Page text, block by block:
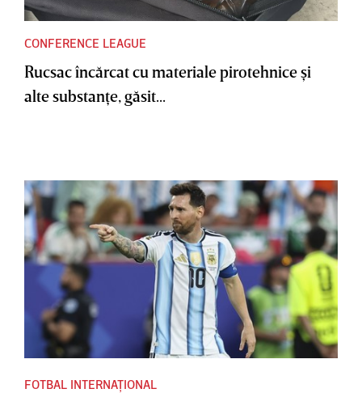
CONFERENCE LEAGUE
Rucsac încărcat cu materiale pirotehnice şi
alte substanţe, găsit...
FOTBAL INTERNAȚIONAL